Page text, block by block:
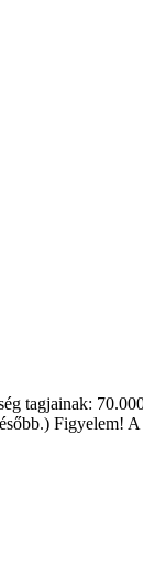
tagjainak:
Figyelem!